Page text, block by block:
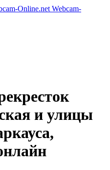
Webcam-
и улицы